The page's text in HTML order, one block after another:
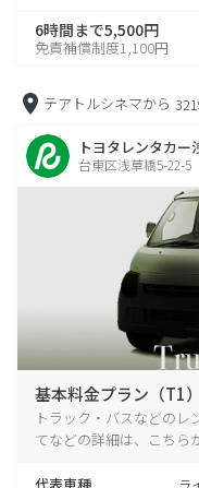
6時間まで5,500円
免責補償制度1,100円
テアトルシネマから
トヨタレンタカー
台東区浅草橋5-22-5
基本料金プラン（T1）
トラック・バスなどの
てなどの詳細は、こちら
ラ